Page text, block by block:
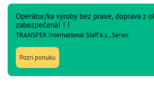
Operátor/ka výroby bez praxe, doprava z
zabezpečená! ! !
TRANSFER International Staff k.s., Senec
Pozri ponuku